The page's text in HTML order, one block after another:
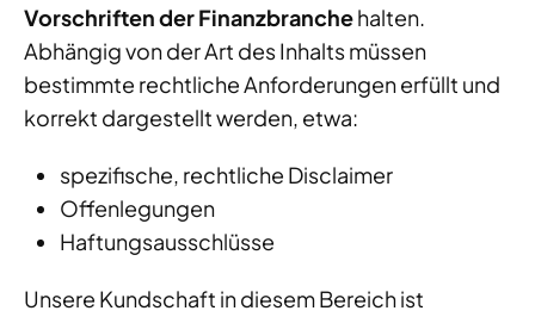
Vorschriften der Finanzbranchehalten.
Abhängig von der Art des Inhalts müssen
bestimmte rechtliche Anforderungen erfüllt und
korrekt dargestellt werden, etwa:
spezifische, rechtliche Disclaimer
Offenlegungen
Haftungsausschlüsse
Unsere Kundschaft in diesem Bereich ist